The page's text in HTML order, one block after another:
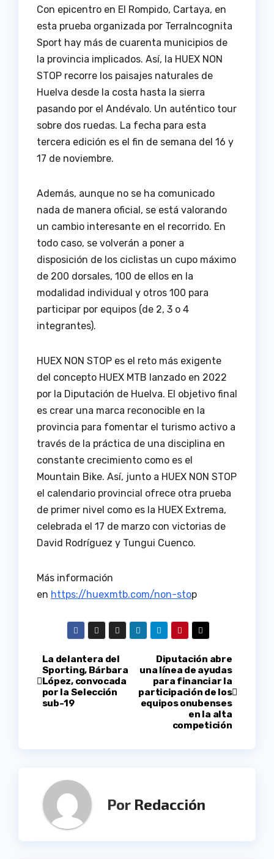
Con epicentro en El Rompido, Cartaya, en
esta prueba organizada por TerraIncognita
Sport hay más de cuarenta municipios de
la provincia implicados. Así, la HUEX NON
STOP recorre los paisajes naturales de
Huelva desde la costa hasta la sierra
pasando por el Andévalo. Un auténtico tour
sobre dos ruedas. La fecha para esta
tercera edición es el fin de semana del 16 y
17 de noviembre.
Además, aunque no se ha comunicado
nada de manera oficial, se está valorando
un cambio interesante en el recorrido. En
todo caso, se volverán a poner a
disposición de los ciclistas un cupo máximo
de 200 dorsales, 100 de ellos en la
modalidad individual y otros 100 para
participar por equipos (de 2, 3 o 4
integrantes).
HUEX NON STOP es el reto más exigente
del concepto HUEX MTB lanzado en 2022
por la Diputación de Huelva. El objetivo final
es crear una marca reconocible en la
provincia para fomentar el turismo activo a
través de la práctica de una disciplina en
constante crecimiento como es el
Mountain Bike. Así, junto a HUEX NON STOP
el calendario provincial ofrece otra prueba
de primer nivel como es la HUEX Extrema,
celebrada el 17 de marzo con victorias de
David Rodríguez y Tungui Cuenco.
Más información
en https://huexmtb.com/non-stop
Navegación
de
Diputación abre
una línea de ayudas
para financiar la
participación de los
equipos onubenses
en la alta
competición
La delantera del
Sporting, Bárbara
López, convocada
por la Selección
sub-19
Por Redacción